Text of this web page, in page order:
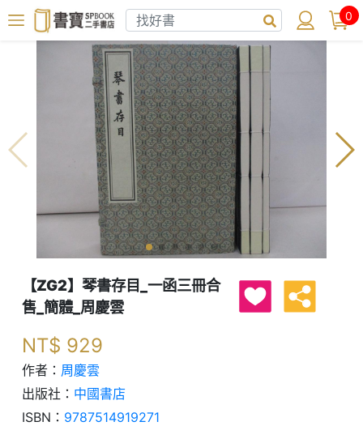
0
【ZG2】琴書存目_一函三冊合
售_簡體_周慶雲
NT$ 929
作者： 周慶雲
出版社： 中國書店
ISBN： 9787514919271